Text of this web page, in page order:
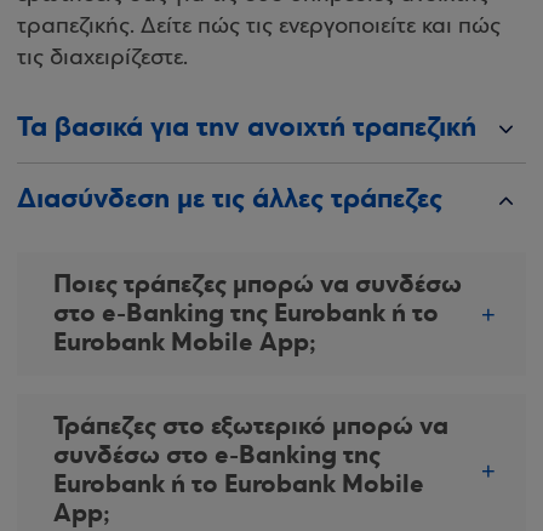
τραπεζικής. Δείτε πώς τις ενεργοποιείτε και πώς
τις διαχειρίζεστε.
Τα βασικά για την ανοιχτή τραπεζική
Διασύνδεση με τις άλλες τράπεζες
Ποιες τράπεζες μπορώ να συνδέσω
στο e-Banking της Eurobank ή το
Eurobank Mobile App;
Τράπεζες στο εξωτερικό μπορώ να
συνδέσω στο e-Banking της
Eurobank ή το Eurobank Mobile
App;